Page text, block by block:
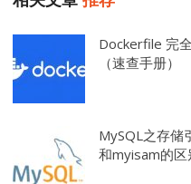
Dockerfile 完
（速查手册）
MySQL之存储
和myisam的区